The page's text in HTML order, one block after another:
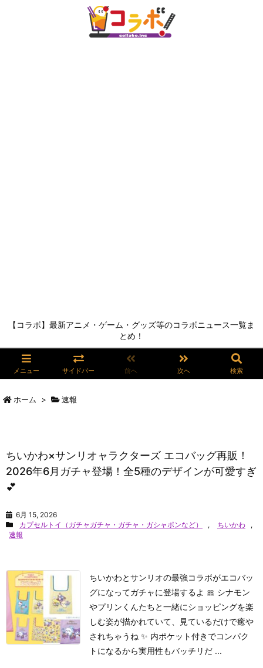
【コラボ】最新アニメ・ゲーム・グッズ等のコラボニュース一覧ま
とめ！
メニュー サイドバー 前へ 次へ 検索
ホーム > 速報
ちいかわ×サンリオャラクターズ エコバッグ再販！
2026年6月ガチャ登場！全5種のデザインが可愛すぎ
💕
6月 15, 2026
カプセルトイ（ガチャガチャ・ガチャ・ガシャポンなど）
, ちいかわ
,
速報
ちいかわとサンリオの最強コラボがエコバッ
グになってガチャに登場するよ 🎀 シナモン
やプリンくんたちと一緒にショッピングを楽
しむ姿が描かれていて、見ているだけで癒や
されちゃうね ✨ 内ポケット付きでコンパク
トになるから実用性もバッチリだ ...